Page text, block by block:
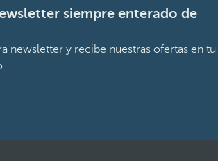
siempre enterado de
newsletter y recibe nuestras ofertas en tu